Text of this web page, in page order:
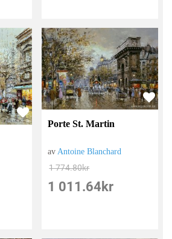
Porte St. Martin
avAntoine Blanchard
1 774.80kr
1 011.64 kr